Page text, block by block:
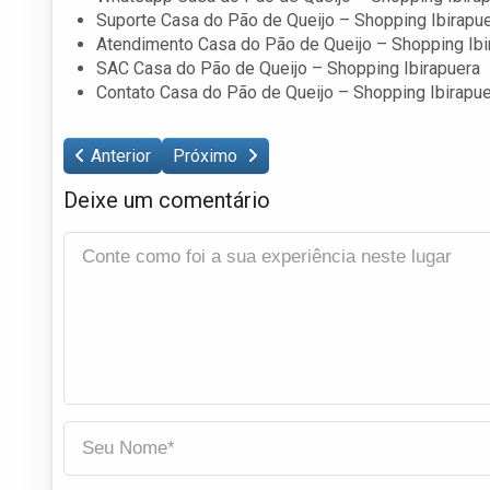
Suporte Casa do Pão de Queijo – Shopping
Atendimento Casa do Pão de Queijo – Shopping
SAC Casa do Pão de Queijo – Shopping Ibirapuera
Contato Casa do Pão de Queijo – Shopping
Anterior Próximo
Deixe um comentário